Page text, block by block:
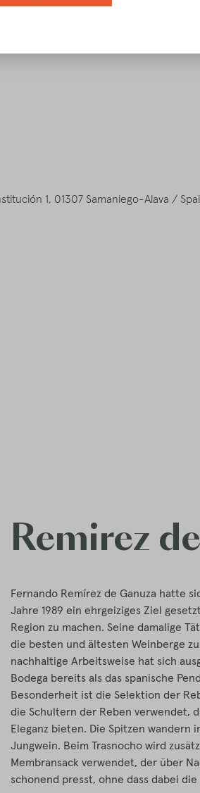
1, 01307 Samaniego-Alava /
Remirez
Fernando Remírez de Ganuza hatte
Jahre 1989 ein ehrgeiziges Ziel
Region zu machen. Seine damalige
die besten und ältesten Weinberge
nachhaltige Arbeitsweise hat sich
Bodega bereits als das spanische
Besonderheit ist die Selektion der
die Schultern der Reben verwendet,
Eleganz bieten. Die Spitzen
Jungwein. Beim Trasnocho wird
Membransack verwendet, der über
schonend presst, ohne dass dabei